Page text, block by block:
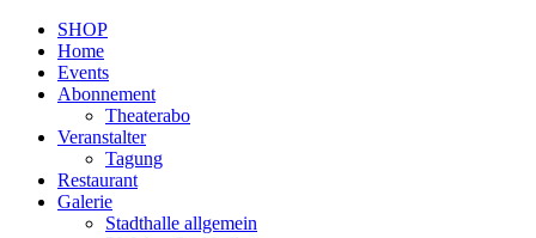
SHOP
Home
Events
Abonnement
Theaterabo
Veranstalter
Tagung
Restaurant
Galerie
Stadthalle allgemein